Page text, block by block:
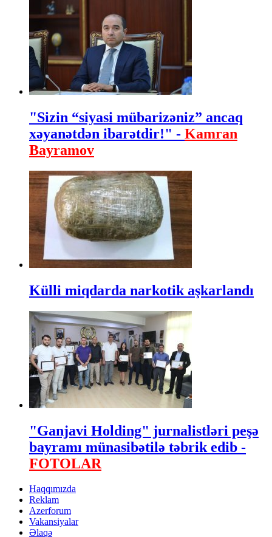
"Sizin “siyasi mübarizəniz” ancaq
xəyanətdən ibarətdir!" - Kamran
Bayramov
Külli miqdarda narkotik aşkarlandı
"Ganjavi Holding" jurnalistləri peşə
bayramı münasibətilə təbrik edib -
FOTOLAR
Haqqımızda
Reklam
Azerforum
Vakansiyalar
Əlaqə